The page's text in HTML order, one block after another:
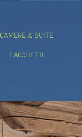
CAMERE & SUITE
PACCHETTI